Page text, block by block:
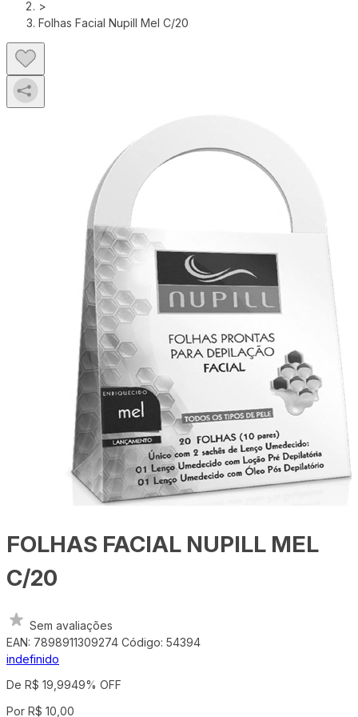
>
Folhas Facial Nupill Mel C/20
FOLHAS FACIAL NUPILL MEL
C/20
Sem avaliações
EAN: 7898911309274 Código: 54394
indefinido
De R$ 19,9949% OFF
Por R$ 10,00